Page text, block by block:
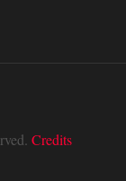
Credits